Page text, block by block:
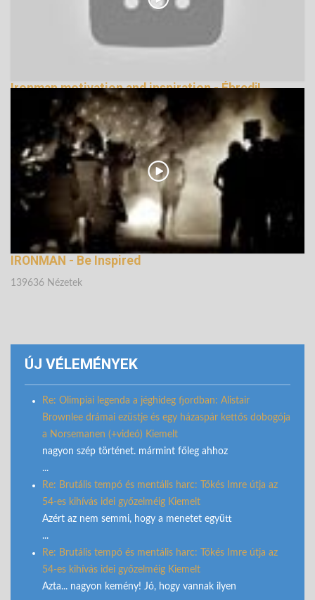
Ironman motivation and inspiration - Ébredj!
139213 Nézetek
IRONMAN - Be Inspired
139636 Nézetek
ÚJ VÉLEMÉNYEK
Re: Olimpiai legenda a jéghideg fjordban: Alistair
Brownlee drámai ezüstje és egy házaspár kettős dobogója
a Norsemanen (+videó) Kiemelt
nagyon szép történet. mármint főleg ahhoz
...
Re: Brutális tempó és mentális harc: Tőkés Imre útja az
54-es kihívás idei győzelméig Kiemelt
Azért az nem semmi, hogy a menetet együtt
...
Re: Brutális tempó és mentális harc: Tőkés Imre útja az
54-es kihívás idei győzelméig Kiemelt
Azta... nagyon kemény! Jó, hogy vannak ilyen